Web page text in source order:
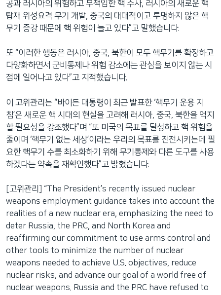
공과 러시아의 위험하고 무책임한 핵 수사, 러시아의 새로운 핵
탑재 위성요격 무기 개발, 중국의 대대적이고 투명하지 않은 핵
무기 증강 때문에 핵 위험이 늘고 있다”고 말했습니다.
또 “이러한 행동은 러시아, 중국, 북한이 모두 핵무기를 확장하고
다양화하면서 군비통제나 위험 감소에는 관심을 보이지 않는 시
점에 일어나고 있다”고 지적했습니다.
이 고위관리는 “바이든 대통령이 최근 발표한 ‘핵무기 운용 지
침’은 새로운 핵 시대의 현실을 고려해 러시아, 중국, 북한을 억지
할 필요성을 강조했다”며 “또 미국의 목표를 달성하고 핵 위험을
줄이며 ‘핵무기 없는 세상’이라는 우리의 목표를 진전시키는데 필
요한 핵무기 수를 최소화하기 위해 무기통제와 다른 도구를 사용
하겠다는 약속을 재확인했다”고 밝혔습니다.
[고위관리] “The President’s recently issued nuclear
weapons employment guidance takes into account the
realities of a new nuclear era, emphasizing the need to
deter Russia, the PRC, and North Korea and
reaffirming our commitment to use arms control and
other tools to minimize the number of nuclear
weapons needed to achieve U.S. objectives, reduce
nuclear risks, and advance our goal of a world free of
nuclear weapons. Russia and the PRC have refused to